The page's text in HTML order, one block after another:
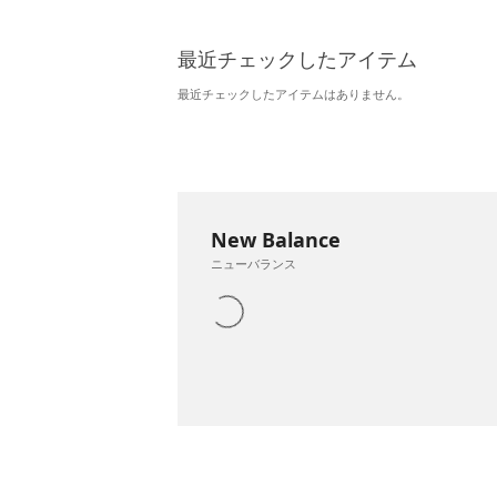
最近チェックしたアイテム
最近チェックしたアイテムはありません。
New Balance
ニューバランス